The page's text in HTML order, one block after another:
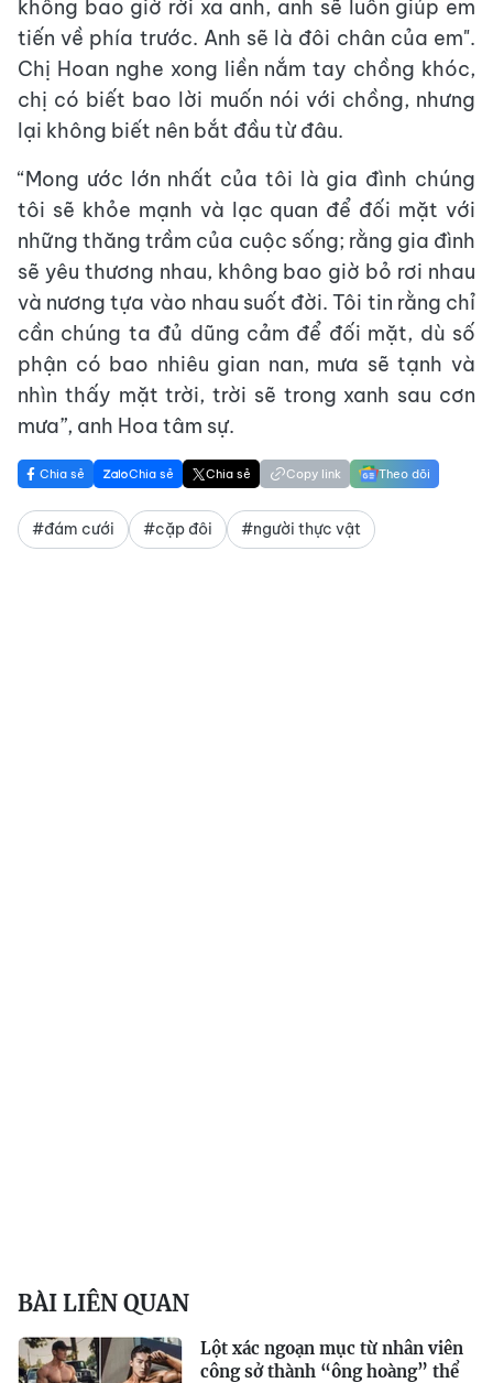
không bao giờ rời xa anh, anh sẽ luôn giúp em
tiến về phía trước. Anh sẽ là đôi chân của em".
Chị Hoan nghe xong liền nắm tay chồng khóc,
chị có biết bao lời muốn nói với chồng, nhưng
lại không biết nên bắt đầu từ đâu.
“Mong ước lớn nhất của tôi là gia đình chúng
tôi sẽ khỏe mạnh và lạc quan để đối mặt với
những thăng trầm của cuộc sống; rằng gia đình
sẽ yêu thương nhau, không bao giờ bỏ rơi nhau
và nương tựa vào nhau suốt đời. Tôi tin rằng chỉ
cần chúng ta đủ dũng cảm để đối mặt, dù số
phận có bao nhiêu gian nan, mưa sẽ tạnh và
nhìn thấy mặt trời, trời sẽ trong xanh sau cơn
mưa”, anh Hoa tâm sự.
Chia sẻ Chia sẻ Chia sẻ Copy link Theo dõi
#đám cưới #cặp đôi #người thực vật
BÀI LIÊN QUAN
Lột xác ngoạn mục từ nhân viên
công sở thành “ông hoàng” thể